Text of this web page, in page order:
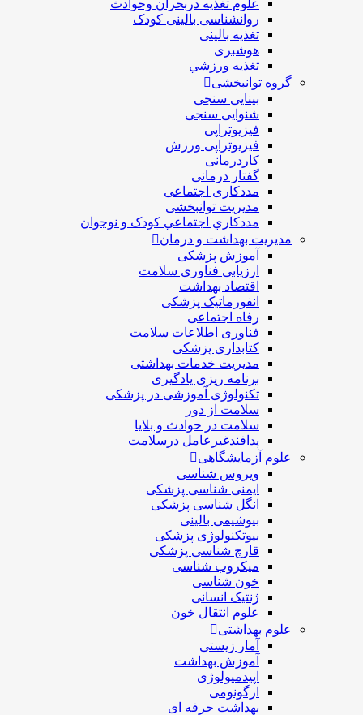
علوم تغذیه دربحران وحوادث
روانشناسی بالینی کودک
تغذیه بالینی
تغذيه ورزشي
گروه توانبخشی
بینایی سنجی
شنوایی سنجی
فیزیوتراپی
فیزیوتراپی ورزش
گفتار درمانی
مددکاری اجتماعی
مديريت توانبخشی
مددکاري اجتماعي کودک و نوجوان
مدیریت بهداشت و درمان
آموزش پزشکی
ارزیابی فناوری سلامت
اقتصاد بهداشت
انفورماتیک پزشکی
رفاه اجتماعی
فناوری اطلاعات سلامت
کتابداری پزشکی
مديريت خدمات بهداشتی
برنامه ریزی یادگیری
تکنولوژی آموزشی در پزشکی
سلامت از دور
سلامت در حوادث و بلایا
پدافندغیرعامل درسلامت
علوم آزمایشگاهی
ویروس شناسی
ایمنی شناسی پزشكی
انگل شناسی پزشکی
بیوشیمی بالینی
بیوتکنولوژی پزشکی
قارچ شناسی پزشکی
ميكروب شناسی
خون شناسی
ژنتیک انسانی
علوم انتقال خون
علوم بهداشتی
آمار زیستی
آموزش بهداشت
اپیدمیولوژی
بهداشت حرفه ای